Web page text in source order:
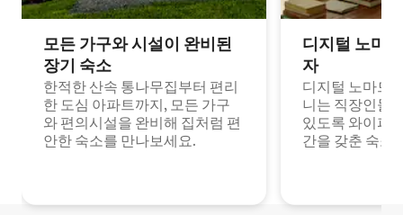
모든 가구와 시설이 완비된
장기 숙소
한적한 산속 통나무집부터 편리
한 도심 아파트까지, 모든 가구
와 편의시설을 완비해 집처럼 편
안한 숙소를 만나보세요.
디지털 노마
자
디지털 노마드
니는 직장인들
있도록 와이파
간을 갖춘 숙소